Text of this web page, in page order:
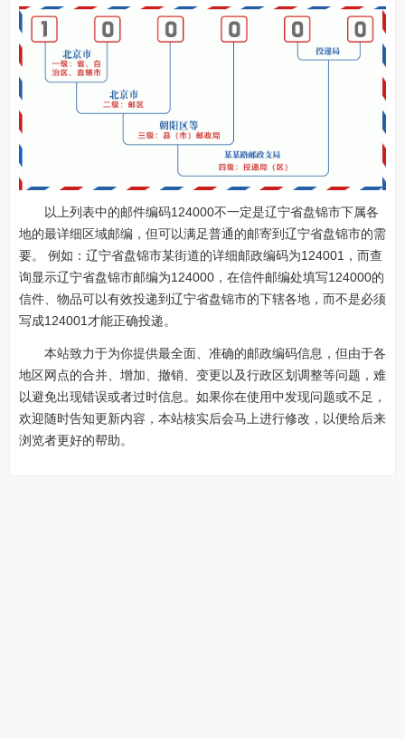
以上列表中的邮件编码124000不一定是辽宁省盘锦市下属各
地的最详细区域邮编，但可以满足普通的邮寄到辽宁省盘锦市的需
要。 例如：辽宁省盘锦市某街道的详细邮政编码为124001，而查
询显示辽宁省盘锦市邮编为124000，在信件邮编处填写124000的
信件、物品可以有效投递到辽宁省盘锦市的下辖各地，而不是必须
写成124001才能正确投递。
本站致力于为你提供最全面、准确的邮政编码信息，但由于各
地区网点的合并、增加、撤销、变更以及行政区划调整等问题，难
以避免出现错误或者过时信息。如果你在使用中发现问题或不足，
欢迎随时告知更新内容，本站核实后会马上进行修改，以便给后来
浏览者更好的帮助。